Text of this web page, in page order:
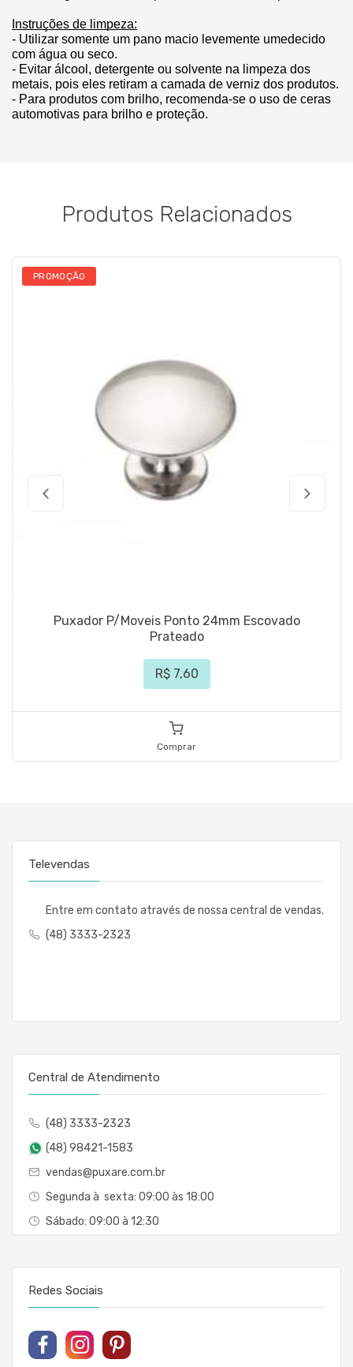
Instruções de limpeza:
- Utilizar somente um pano macio levemente umedecido
com água ou seco.
- Evitar álcool, detergente ou solvente na limpeza dos
metais, pois eles retiram a camada de verniz dos produtos.
- Para produtos com brilho, recomenda-se o uso de ceras
automotivas para brilho e proteção.
Produtos Relacionados
PROMOÇÃO
Puxador P/Moveis Ponto 24mm Escovado
Prateado
R$ 7,60
Comprar
Televendas
Entre em contato através de nossa central de vendas.
(48) 3333-2323
Central de Atendimento
(48) 3333-2323
(48) 98421-1583
vendas@puxare.com.br
Segunda à sexta: 09:00 às 18:00
Sábado: 09:00 à 12:30
Redes Sociais